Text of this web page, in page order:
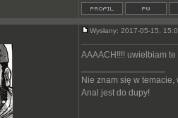
Wysłany: 2017-05-15,
AAAACH!!!! uwielbiam
Nie znam się w
Anal jest do dupy!